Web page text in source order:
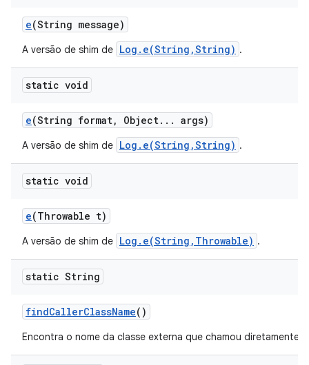
e(String message)
A versão de shim de Log.e(String,String) .
static void
e(String format, Object. . . args)
A versão de shim de Log.e(String,String) .
static void
e(Throwable t)
A versão de shim de Log.e(String,Throwable) .
static String
findCallerClassName()
Encontra o nome da classe externa que chamou diretamente